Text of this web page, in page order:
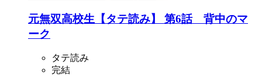
元無双高校生【タテ読み】 第6話 背中のマ
ーク
タテ読み
完結